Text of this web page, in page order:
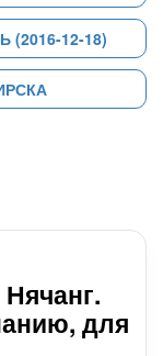
12-18)
для